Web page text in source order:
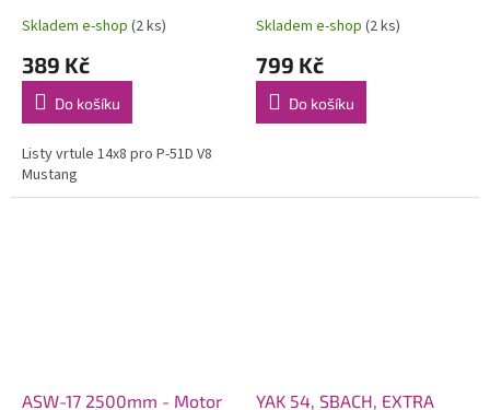
Skladem e-shop (2 ks)
389 Kč
Do košíku
Listy vrtule 14x8 pro P-51D V8
Mustang
Skladem e-shop (2 ks)
799 Kč
Do košíku
ASW-17 2500mm - Motor
YAK 54, SBACH, EXTRA